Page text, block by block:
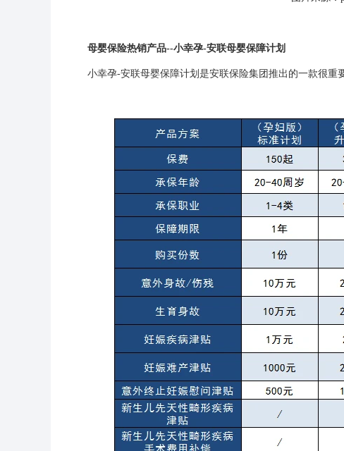
母婴保险热销产品--小幸孕-安联母婴保障计划
小幸孕-安联母婴保障计划是安联保险集团推出的一款很重